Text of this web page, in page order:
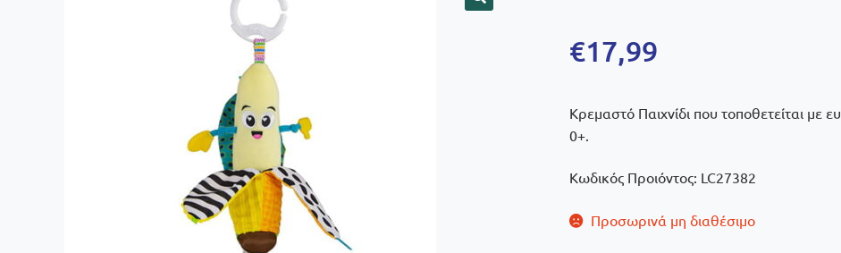
€17,99
Κρεμαστό Παιχνίδι που τοποθετείται με
0+.
Κωδικός Προιόντος: LC27382
Προσωρινά μη διαθέσιμο